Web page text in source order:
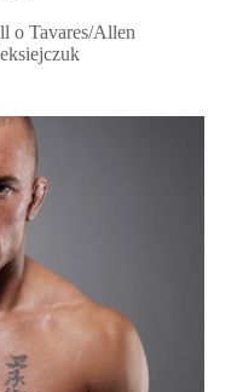
o Tavares/Allen